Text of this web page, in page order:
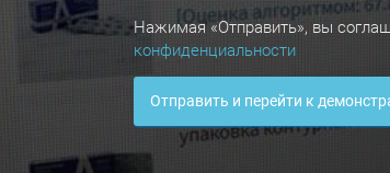
Нажимая «Отправить», вы
конфиденциальности
Отправить и перейти к демо